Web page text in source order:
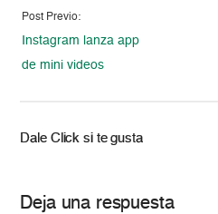
Post Previo:
Instagram lanza app
de mini videos
Dale Click si te gusta
Deja una respuesta